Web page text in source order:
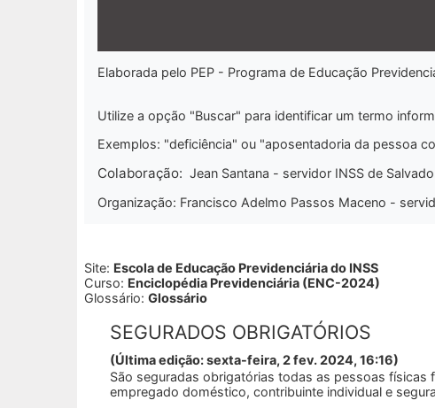
Elaborada pelo PEP - Programa de Educação
Utilize a opção "Buscar" para identificar um termo
Exemplos: "deficiência" ou "aposentadoria da pessoa
Colaboração: Jean Santana - servidor INSS de
Organização: Francisco Adelmo Passos Maceno -
Site: Escola de Educação Previdenciária do INSS
Curso: Enciclopédia Previdenciária (ENC-2024)
Glossário: Glossário
SEGURADOS OBRIGATÓRIOS
(Última edição: sexta-feira, 2 fev. 2024, 16:16)
São seguradas obrigatórias todas as pessoas físicas
empregado doméstico, contribuinte individual e